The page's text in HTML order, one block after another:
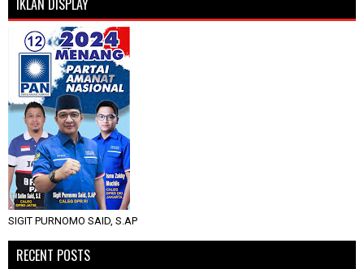
SIGIT PURNOMO SAID, S.AP
RECENT POSTS